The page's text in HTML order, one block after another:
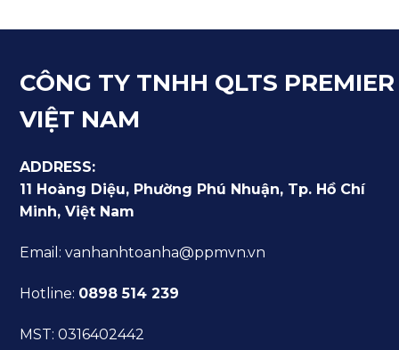
CÔNG TY TNHH QLTS PREMIER
VIỆT NAM
ADDRESS:
11 Hoàng Diệu, Phường Phú Nhuận, Tp. Hồ Chí
Minh, Việt Nam
Email: vanhanhtoanha@ppmvn.vn
Hotline: 0898 514 239
MST: 0316402442